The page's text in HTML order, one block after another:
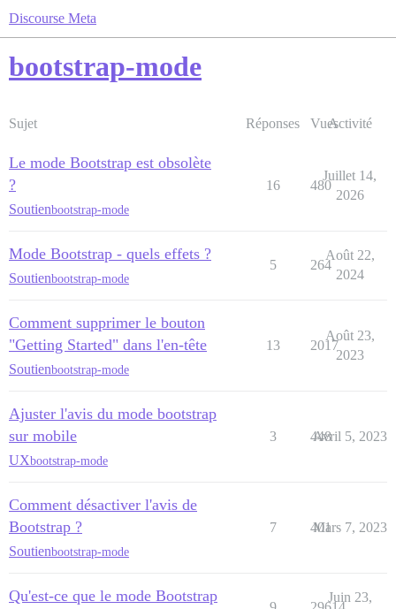
Discourse Meta
bootstrap-mode
Sujet Réponses VuesActivité
Le mode Bootstrap est obsolète
?
Soutienbootstrap-mode
16 480
Juillet 14,
2026
Mode Bootstrap - quels effets ?
Soutienbootstrap-mode
5 264
Août 22,
2024
Comment supprimer le bouton
"Getting Started" dans l'en-tête
Soutienbootstrap-mode
13 2017
Août 23,
2023
Ajuster l'avis du mode bootstrap
sur mobile
UXbootstrap-mode
3 448
Avril 5, 2023
Comment désactiver l'avis de
Bootstrap ?
Soutienbootstrap-mode
7 401
Mars 7, 2023
Qu'est-ce que le mode Bootstrap
Juin 23,